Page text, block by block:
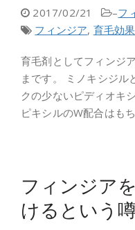
2017/02/21 –フ
フィンジア, 育毛効果
育毛剤としてフィンジ
まです。 ミノキシジル
クの少ないピディオキ
ピキシルのW配合はも
フィンジア
けるという